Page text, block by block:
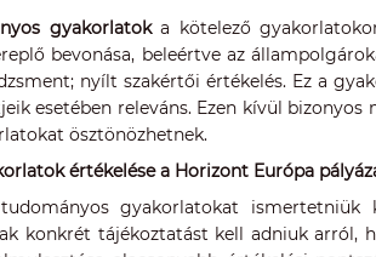
gyakorlatoka kötelező
bevonása, beleértve az
nyílt szakértői értékelés. Ez a
esetében releváns. Ezen kívül
ösztönözhetnek.
értékelése a Horizont Európa
gyakorlatokat
konkrét tájékoztatást kell adniuk